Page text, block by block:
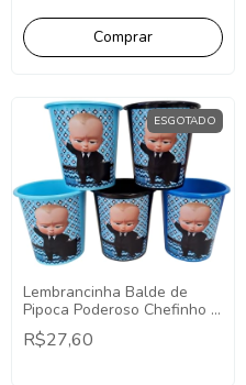
ESGOTADO
Lembrancinha Balde de
Pipoca Poderoso Chefinho -
Pct com 5
R$27,60